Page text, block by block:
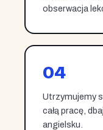
obserwacja
04
Utrzymujemy
całą pracę,
angielsku.